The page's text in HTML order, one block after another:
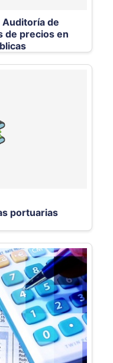
Auditoría de
de precios en
portuarias